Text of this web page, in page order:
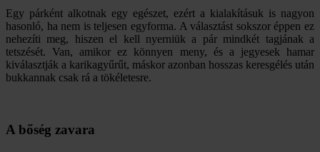
Egy párként alkotnak egy egészet, ezért a kialakításuk is nagyon
hasonló, ha nem is teljesen egyforma. A választást sokszor éppen ez
nehezíti meg, hiszen el kell nyerniük a pár mindkét tagjának a
tetszését. Van, amikor ez könnyen meny, és a jegyesek hamar
kiválasztják a karikagyűrűt, máskor azonban hosszas keresgélés után
bukkannak csak rá a tökéletesre.
A bőség zavara